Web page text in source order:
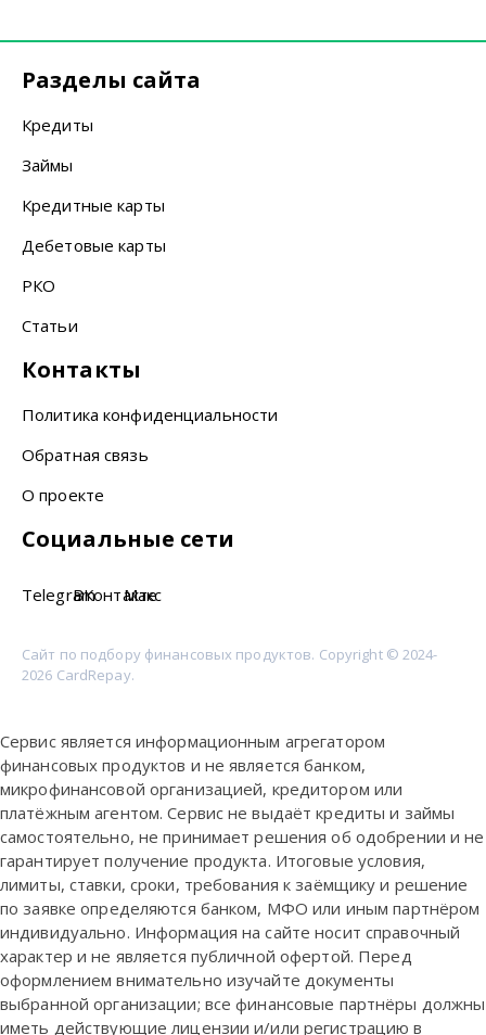
Разделы сайта
Кредиты
Займы
Кредитные карты
Дебетовые карты
РКО
Статьи
Контакты
Политика конфиденциальности
Обратная связь
О проекте
Социальные сети
TelegramВКонтакте
Макс
Сайт по подбору финансовых продуктов. Copyright © 2024-
2026 CardRepay.
Сервис является информационным агрегатором
финансовых продуктов и не является банком,
микрофинансовой организацией, кредитором или
платёжным агентом. Сервис не выдаёт кредиты и займы
самостоятельно, не принимает решения об одобрении и не
гарантирует получение продукта. Итоговые условия,
лимиты, ставки, сроки, требования к заёмщику и решение
по заявке определяются банком, МФО или иным партнёром
индивидуально. Информация на сайте носит справочный
характер и не является публичной офертой. Перед
оформлением внимательно изучайте документы
выбранной организации; все финансовые партнёры должны
иметь действующие лицензии и/или регистрацию в